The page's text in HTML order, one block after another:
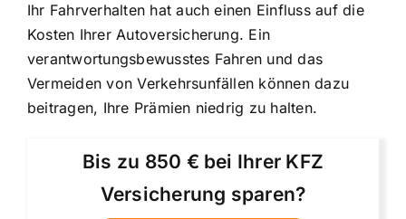
Ihr Fahrverhalten hat auch einen Einfluss auf die
Kosten Ihrer Autoversicherung. Ein
verantwortungsbewusstes Fahren und das
Vermeiden von Verkehrsunfällen können dazu
beitragen, Ihre Prämien niedrig zu halten.
Bis zu 850 € bei Ihrer KFZ
Versicherung sparen?